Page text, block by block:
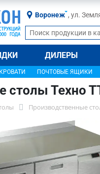
Воронеж , ул.
ДИЛЕРЫ
КРОВАТИ ПОЧТОВЫЕ ЯЩИКИ
столы Техно
Производственные